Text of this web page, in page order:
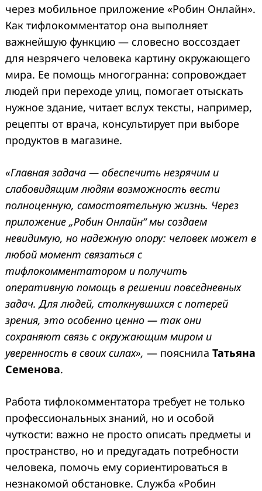
через мобильное приложение «Робин Онлайн».
Как тифлокомментатор она выполняет
важнейшую функцию — словесно воссоздает
для незрячего человека картину окружающего
мира. Ее помощь многогранна: сопровождает
людей при переходе улиц, помогает отыскать
нужное здание, читает вслух тексты, например,
рецепты от врача, консультирует при выборе
продуктов в магазине.
«Главная задача — обеспечить незрячим и
слабовидящим людям возможность вести
полноценную, самостоятельную жизнь. Через
приложение „Робин Онлайн“ мы создаем
невидимую, но надежную опору: человек может в
любой момент связаться с
тифлокомментатором и получить
оперативную помощь в решении повседневных
задач. Для людей, столкнувшихся с потерей
зрения, это особенно ценно — так они
сохраняют связь с окружающим миром и
уверенность в своих силах», — пояснила Татьяна
Семенова.
Работа тифлокомментатора требует не только
профессиональных знаний, но и особой
чуткости: важно не просто описать предметы и
пространство, но и предугадать потребности
человека, помочь ему сориентироваться в
незнакомой обстановке. Служба «Робин